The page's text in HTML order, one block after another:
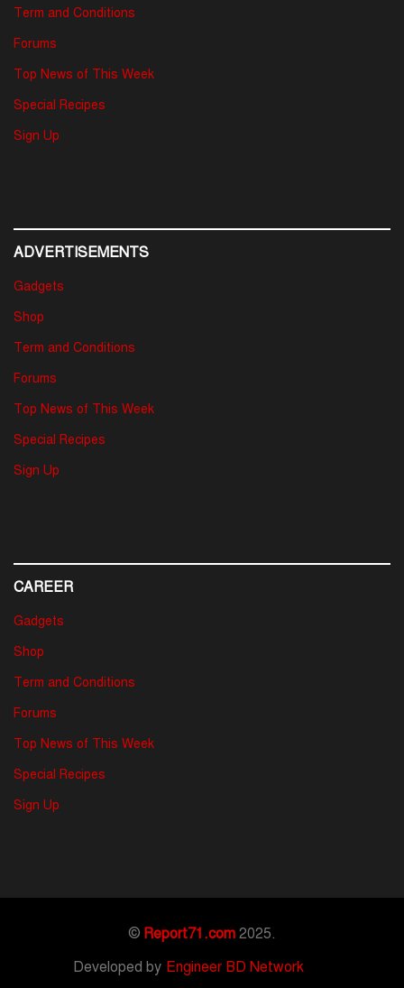
Term and Conditions
Forums
Top News of This Week
Special Recipes
Sign Up
ADVERTISEMENTS
Gadgets
Shop
Term and Conditions
Forums
Top News of This Week
Special Recipes
Sign Up
CAREER
Gadgets
Shop
Term and Conditions
Forums
Top News of This Week
Special Recipes
Sign Up
© Report71.com2025.
Developed by Engineer BD Network